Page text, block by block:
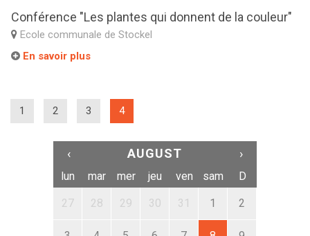
Conférence "Les plantes qui donnent de la couleur"
Ecole communale de Stockel
En savoir plus
1 2 3 4(current)
‹ AUGUST ›
lun mar mer jeu ven sam D
27 28 29 30 31 1 2